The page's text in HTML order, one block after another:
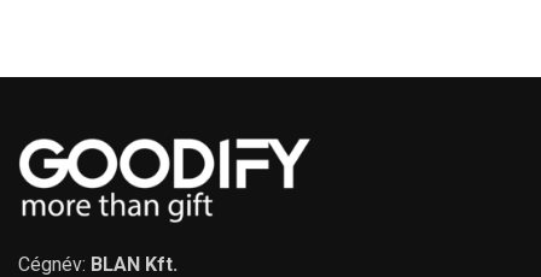
Cégnév: BLAN Kft.